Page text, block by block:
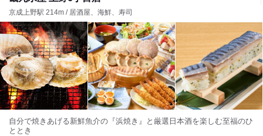
京成上野駅 214m / 居酒屋、海鮮、寿司
自分で焼きあげる新鮮魚介の『浜焼き』と厳選日本酒を楽しむ至福のひ
ととき